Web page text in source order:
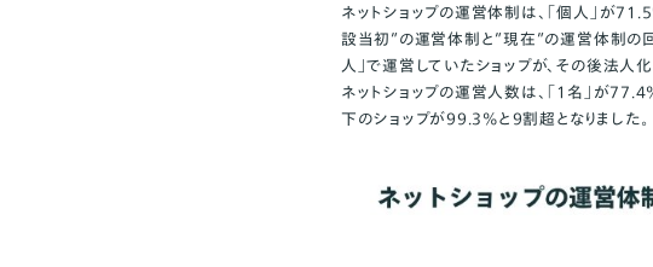
ネットショップの運営体制は、「個人」が
設当初”の運営体制と”現在”の運営体制の
人」で運営していたショップが、その後法人
ネットショップの運営人数は、「1名」が
下のショップが99.3%と9割超となりました。